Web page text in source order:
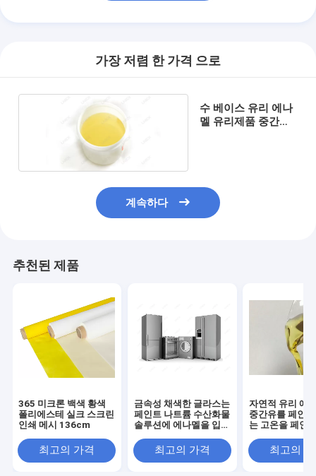
가장 저렴 한 가격 으로
수 베이스 유리 에나
멜 유리제품 중간유
계속하다
추천된 제품
365 미크론 백색 황색
폴리에스테 실크 스크린
인쇄 메시 136cm
최고의 가격
금속성 채색한 글라스는
페인트 나트륨 수산화물
솔루션에 에나멜을 입힙
최고의 가격
자연적 유리 에
중간유를 페인
는 고온을 페인
최고의